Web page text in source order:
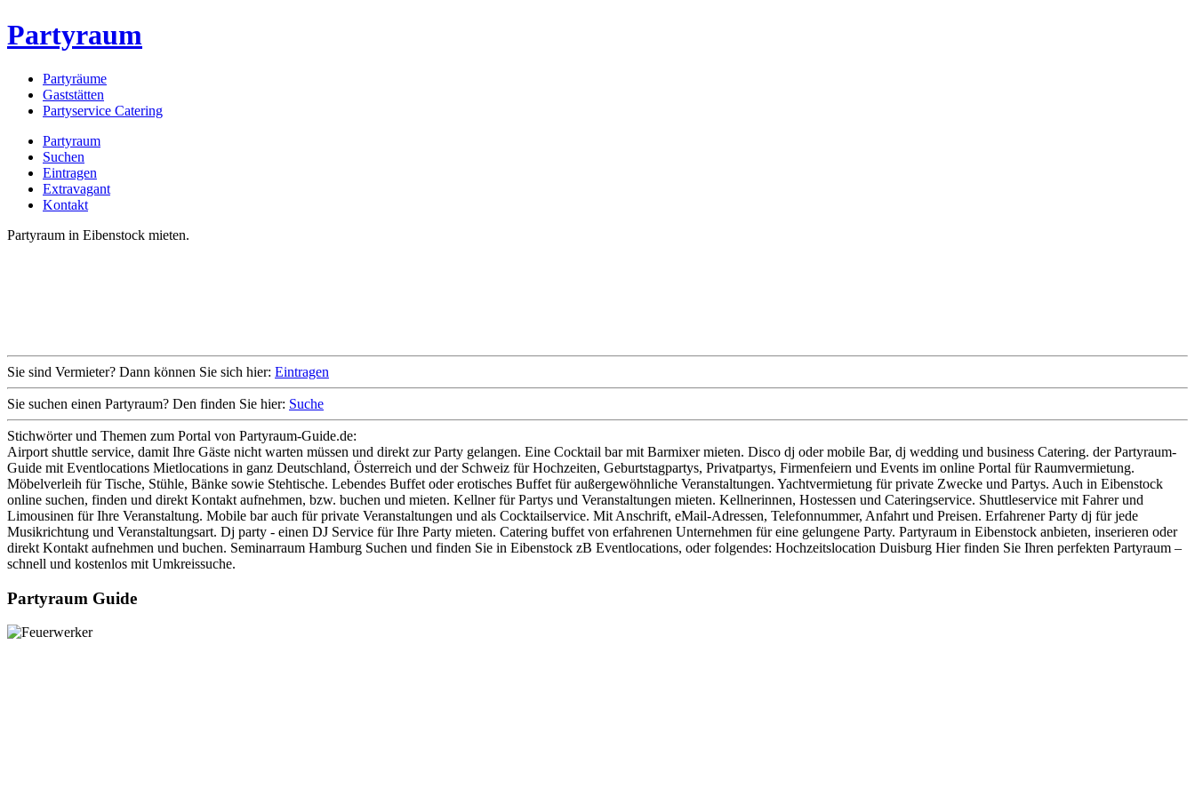
Partyraum
Partyräume
Gaststätten
Partyservice Catering
Partyraum
Suchen
Eintragen
Extravagant
Kontakt
Partyraum in Eibenstock mieten.
Sie sind Vermieter? Dann können Sie sich hier: Eintragen
Sie suchen einen Partyraum? Den finden Sie hier: Suche
Stichwörter und Themen zum Portal von Partyraum-Guide.de:
Airport shuttle service, damit Ihre Gäste nicht warten müssen und direkt zur Party gelangen. Eine Cocktail bar mit Barmixer mieten. Disco dj oder mobile Bar, dj wedding und business Catering. der Partyraum-
Guide mit Eventlocations Mietlocations in ganz Deutschland, Österreich und der Schweiz für Hochzeiten, Geburtstagpartys, Privatpartys, Firmenfeiern und Events im online Portal für Raumvermietung.
Möbelverleih für Tische, Stühle, Bänke sowie Stehtische. Lebendes Buffet oder erotisches Buffet für außergewöhnliche Veranstaltungen. Yachtvermietung für private Zwecke und Partys. Auch in Eibenstock
online suchen, finden und direkt Kontakt aufnehmen, bzw. buchen und mieten. Kellner für Partys und Veranstaltungen mieten. Kellnerinnen, Hostessen und Cateringservice. Shuttleservice mit Fahrer und
Limousinen für Ihre Veranstaltung. Mobile bar auch für private Veranstaltungen und als Cocktailservice. Mit Anschrift, eMail-Adressen, Telefonnummer, Anfahrt und Preisen. Erfahrener Party dj für jede
Musikrichtung und Veranstaltungsart. Dj party - einen DJ Service für Ihre Party mieten. Catering buffet von erfahrenen Unternehmen für eine gelungene Party. Partyraum in Eibenstock anbieten, inserieren oder
direkt Kontakt aufnehmen und buchen. Seminarraum Hamburg Suchen und finden Sie in Eibenstock zB Eventlocations, oder folgendes: Hochzeitslocation Duisburg Hier finden Sie Ihren perfekten Partyraum –
schnell und kostenlos mit Umkreissuche.
Partyraum Guide